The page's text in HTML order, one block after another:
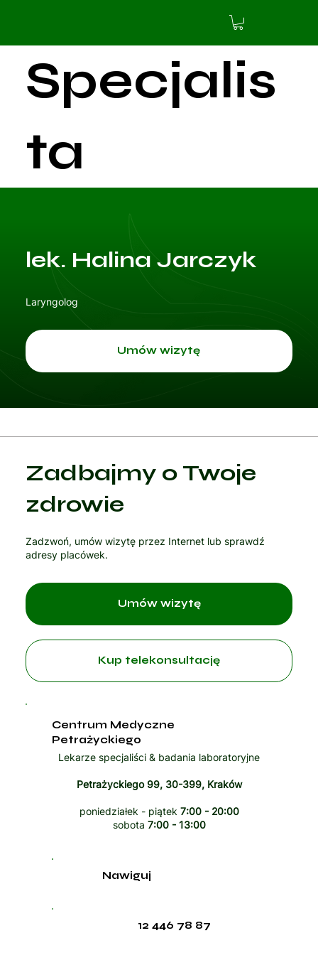
Specjalis
ta
aktualnie
nie
przyjmuj
ew
Progame
d.
lek. Halina Jarczyk
Umów wizytę
Laryngolog
Zadbajmy o Twoje
zdrowie
Zadzwoń, umów wizytę przez Internet lub sprawdź
adresy placówek.
Kup telekonsultację
Centrum Medyczne
Petrażyckiego
Lekarze specjaliści & badania laboratoryjne
Petrażyckiego 99, 30-399, Kraków
poniedziałek - piątek 7:00 - 20:00
sobota 7:00 - 13:00
12 446 78 87
Nawiguj
Umów wizytę